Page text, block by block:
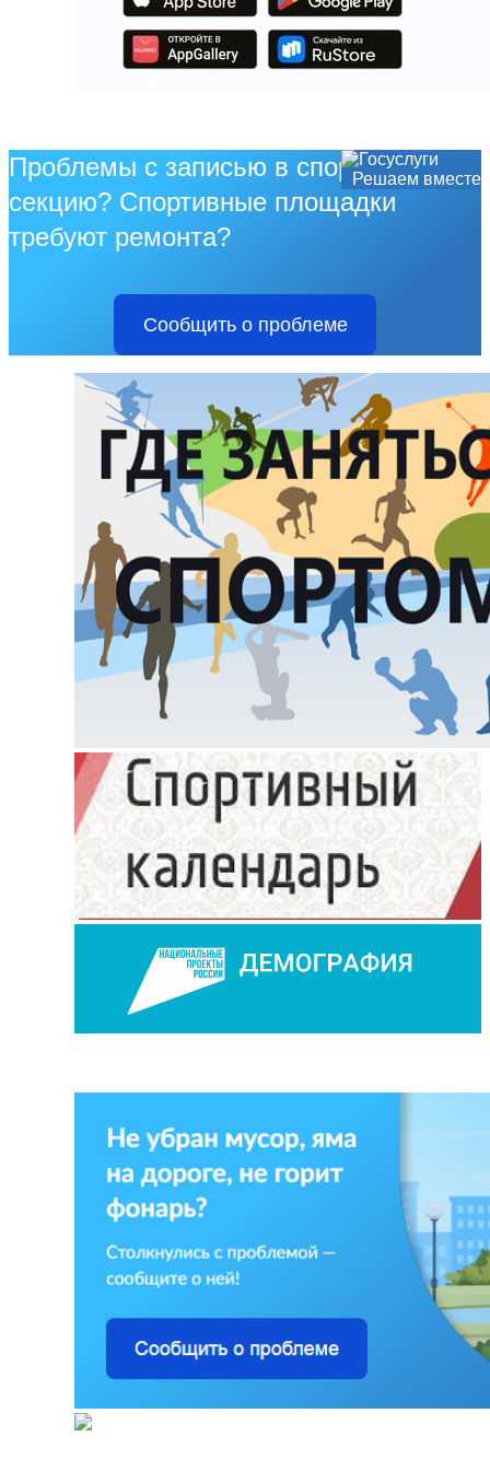
Решаем вместе
Проблемы с записью в спортивную
секцию? Спортивные площадки
требуют ремонта?
Сообщить о проблеме